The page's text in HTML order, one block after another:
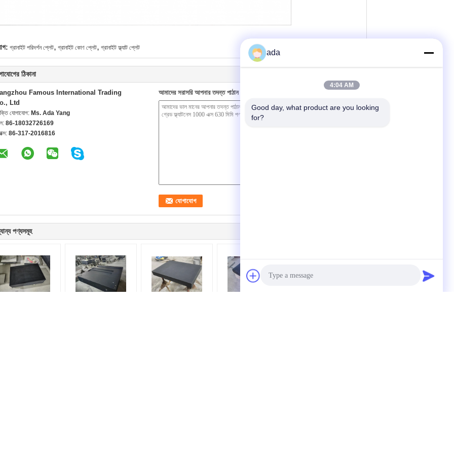
গ্রানাইট পরিদর্শন প্লেট, গ্রানাইট কোণ প্লেট, গ্রানাইট ফ্ল্যাট প্লেট
ঠিকানা
Famous International Trading
Ltd
যোগাযোগ: Ms. Ada Yang
86-18032726169
86-317-2016816
আমাদের সরাসরি আপনার তদন্ত পাঠান
পণ্যসমূহ
ada
4:04 AM
Good day, what product are you looking
for?